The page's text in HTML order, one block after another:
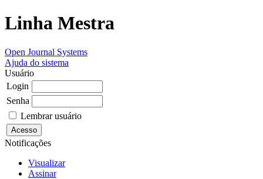
Linha Mestra
Open Journal Systems
Ajuda do sistema
Usuário
Login
Senha
Lembrar usuário
Notificações
Visualizar
Assinar